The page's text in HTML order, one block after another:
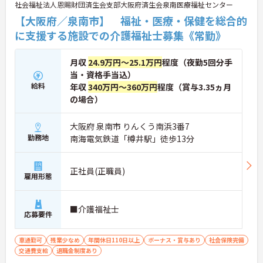
社会福祉法人恩賜財団済生会支部大阪府済生会泉南医療福祉センター
【大阪府／泉南市】 福祉・医療・保健を総合的
に支援する施設での介護福祉士募集《常勤》
給料
月収 24.9万円～25.1万円程度（夜勤5回分手
当・資格手当込）
年収340万円～360万円程度（賞与3.35ヵ月
の場合）
勤務地
大阪府 泉南市 りんくう南浜3番7
南海電気鉄道「樽井駅」徒歩13分
雇用形態 正社員(正職員)
応募要件 ■介護福祉士
車通勤可 残業少なめ 年間休日110日以上 ボーナス・賞与あり
社会保険完備
交通費支給
退職金制度あり